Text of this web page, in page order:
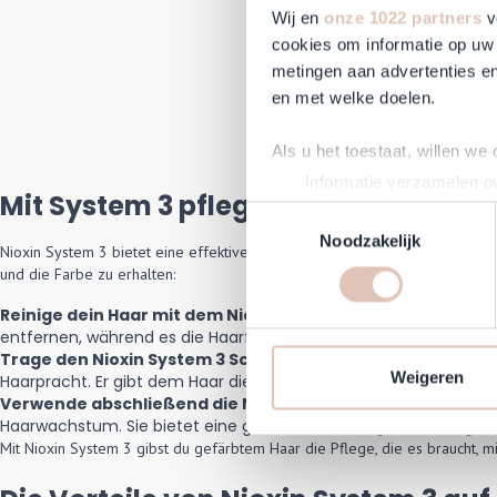
Wij en onze 1022 partners
cookies om informatie op
metingen aan advertenties
en met welke doelen.
Als u het toestaat, willen we
Informatie verzamelen
Uw apparaat
Lees meer over hoe uw
toestemming op elk
technieken). Met deze
en mogelijk ook buiten,
Noodzakelijk
Weigeren
41,50 €
Mit System 3 pflegst du dein
Nioxin System 3 bietet eine effektive und gezielte Pflegeroutine für
und die Farbe zu erhalten:
Reinige dein Haar mit dem Nioxin System 3 Cleanser
entfernen, während es die Haarfarbe schützt und das gesunde
Trage den Nioxin System 3 Scalp Revitalizer Conditioner auf
Haarpracht. Er gibt dem Haar die nötige Pflege, ohne die Farbe
Verwende abschließend die Nioxin System 3 Scalp
Haarwachstum. Sie bietet eine gesunde Grundlage für dein
Mit Nioxin System 3 gibst du gefärbtem Haar die Pflege, die es braucht,